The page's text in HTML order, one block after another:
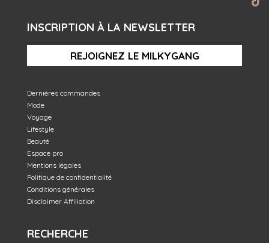
INSCRIPTION À LA NEWSLETTER
REJOIGNEZ LE MILKYGANG
Dernières commandes
Mode
Voyage
Lifestyle
Beauté
Espace pro
Mentions légales
Politique de confidentialité
Conditions générales
Disclaimer Affiliation
RECHERCHE